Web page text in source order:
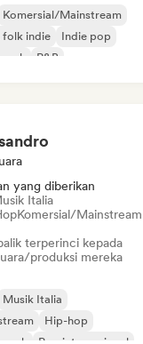
Komersial/Mainstream
folk indie
Indie pop
R&B
yang diberikan
Italia
Komersial/Mainstream
terperinci kepada
produksi mereka
Musik Italia
Hip-hop